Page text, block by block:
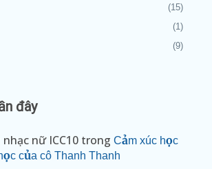
(15)
(1)
(9)
đây
nữ ICC10 trong Cảm xúc học
của cô Thanh Thanh